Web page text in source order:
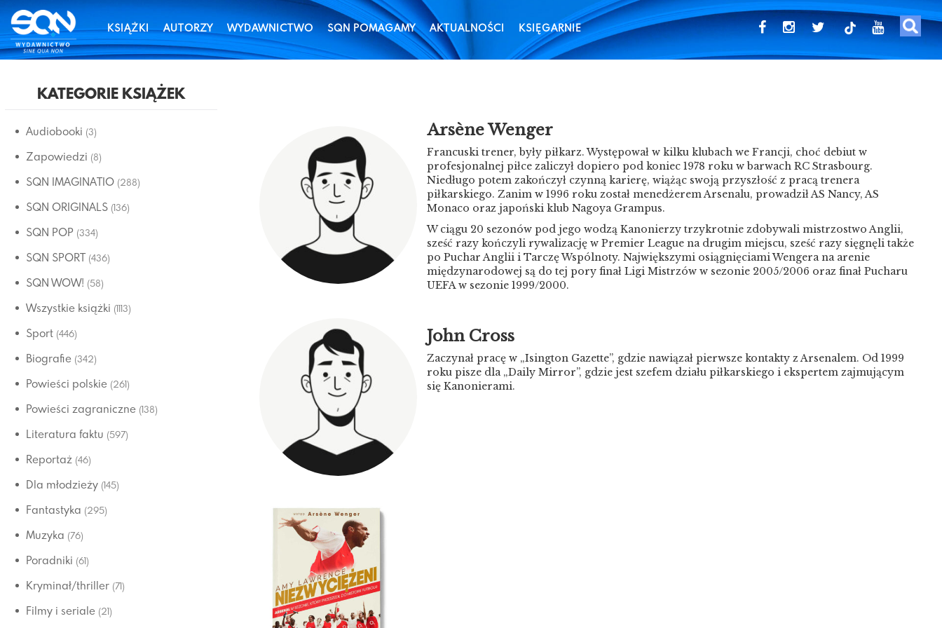
KSIĄŻKI AUTORZY WYDAWNICTWO SQN POMAGAMY AKTUALNOŚCI KSIĘGARNIE tiktok
KATEGORIE KSIĄŻEK
Audiobooki (3)
Zapowiedzi (8)
SQN IMAGINATIO (288)
SQN ORIGINALS (136)
SQN POP (334)
SQN SPORT (436)
SQN WOW! (58)
Wszystkie książki (1113)
Sport (446)
Biografie (342)
Powieści polskie (261)
Powieści zagraniczne (138)
Literatura faktu (597)
Reportaż (46)
Dla młodzieży (145)
Fantastyka (295)
Muzyka (76)
Poradniki (61)
Kryminał/thriller (71)
Filmy i seriale (21)
Arsène Wenger
Francuski trener, były piłkarz. Występował w kilku klubach we Francji, choć debiut w
profesjonalnej piłce zaliczył dopiero pod koniec 1978 roku w barwach RC Strasbourg.
Niedługo potem zakończył czynną karierę, wiążąc swoją przyszłość z pracą trenera
piłkarskiego. Zanim w 1996 roku został menedżerem Arsenalu, prowadził AS Nancy, AS
Monaco oraz japoński klub Nagoya Grampus.
W ciągu 20 sezonów pod jego wodzą Kanonierzy trzykrotnie zdobywali mistrzostwo Anglii,
sześć razy kończyli rywalizację w Premier League na drugim miejscu, sześć razy sięgnęli także
po Puchar Anglii i Tarczę Wspólnoty. Największymi osiągnięciami Wengera na arenie
międzynarodowej są do tej pory finał Ligi Mistrzów w sezonie 2005/2006 oraz finał Pucharu
UEFA w sezonie 1999/2000.
John Cross
Zaczynał pracę w „Isington Gazette”, gdzie nawiązał pierwsze kontakty z Arsenalem. Od 1999
roku pisze dla „Daily Mirror”, gdzie jest szefem działu piłkarskiego i ekspertem zajmującym
się Kanonierami.